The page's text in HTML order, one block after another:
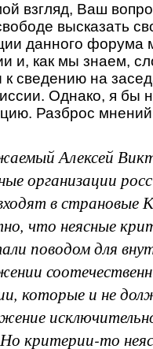
взгляд, Ваш
высказать
данного форума
и, как мы знаем,
сведению на
Однако, я бы
Разброс
Алексей
организации
в страновые
что неясные
поводом для
которые и не
критерии-то